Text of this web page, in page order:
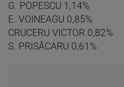
G. POPESCU 1,14%
E. VOINEAGU 0,85%
CRUCERU VICTOR 0,82%
S. PRISĂCARU 0,61%